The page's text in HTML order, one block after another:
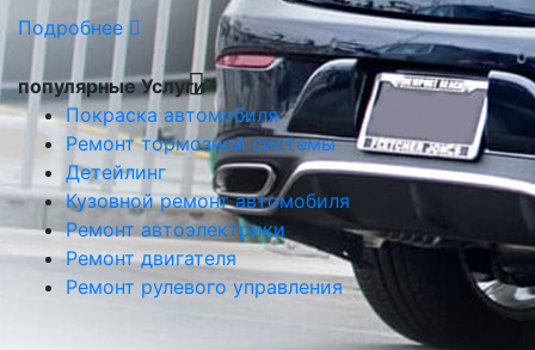
Подробнее
популярные Услуги
Покраска автомобиля
Ремонт тормозной системы
Детейлинг
Кузовной ремонт автомобиля
Ремонт автоэлектрики
Ремонт двигателя
Ремонт рулевого управления